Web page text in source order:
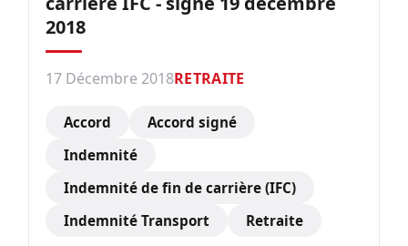
2018
17 Décembre 2018RETRAITE
Accord
Accord signé
Indemnité
Indemnité de fin de carrière (IFC)
Indemnité Transport
Retraite